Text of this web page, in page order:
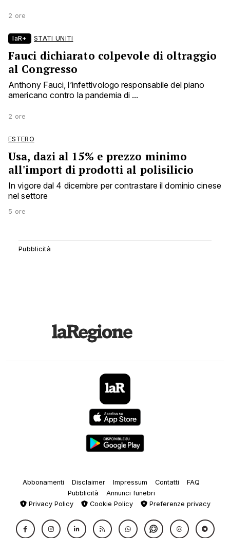
2 ore
laR+ STATI UNITI
Fauci dichiarato colpevole di oltraggio
al Congresso
Anthony Fauci, l’infettivologo responsabile del piano
americano contro la pandemia di ...
2 ore
ESTERO
Usa, dazi al 15% e prezzo minimo
all'import di prodotti al polisilicio
In vigore dal 4 dicembre per contrastare il dominio cinese
nel settore
5 ore
Abbonamenti Disclaimer Impressum Contatti
FAQ
Pubblicità
Annunci funebri
Privacy Policy
Cookie Policy Preferenze privacy